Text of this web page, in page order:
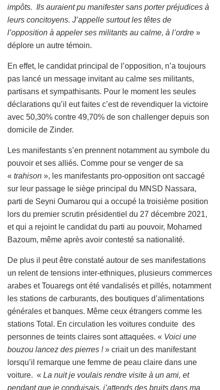
impôts. Ils auraient pu manifester sans porter préjudices à
leurs concitoyens. J’appelle surtout les têtes de
l’opposition à appeler ses militants au calme, à l’ordre »
déplore un autre témoin.
En effet, le candidat principal de l’opposition, n’a toujours
pas lancé un message invitant au calme ses militants,
partisans et sympathisants. Pour le moment les seules
déclarations qu’il eut faites c’est de revendiquer la victoire
avec 50,30% contre 49,70% de son challenger depuis son
domicile de Zinder.
Les manifestants s’en prennent notamment au symbole du
pouvoir et ses alliés. Comme pour se venger de sa
« trahison », les manifestants pro-opposition ont saccagé
sur leur passage le siège principal du MNSD Nassara,
parti de Seyni Oumarou qui a occupé la troisième position
lors du premier scrutin présidentiel du 27 décembre 2021,
et qui a rejoint le candidat du parti au pouvoir, Mohamed
Bazoum, même après avoir contesté sa nationalité.
De plus il peut être constaté autour de ses manifestations
un relent de tensions inter-ethniques, plusieurs commerces
arabes et Touaregs ont été vandalisés et pillés, notamment
les stations de carburants, des boutiques d’alimentations
générales et banques. Même ceux étrangers comme les
stations Total. En circulation les voitures conduite des
personnes de teints claires sont attaquées. « Voici une
bouzou lancez des pierres ! » criait un des manifestant
lorsqu’il remarque une femme de peau claire dans une
voiture. « La nuit je voulais rendre visite à un ami, et
pendant que je conduisais, j’attends des bruits dans ma